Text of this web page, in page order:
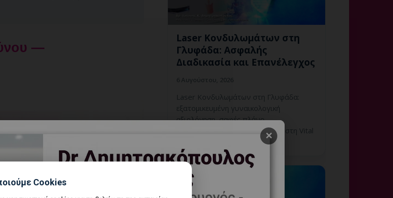
—
Laser Κονδυλωμάτων στη
Γλυφάδα: Ασφαλής
Διαδικασία και Επανέλεγχος
Laser Κονδυλωμάτων στη Γλυφάδα:
εξατομικευμένη γυναικολογική
αξιολόγηση, σαφές πλάνο
παρακολούθησης και ραντεβού στη Vital
WomanHood Clinic Γλυφάδας.
×
Cookies